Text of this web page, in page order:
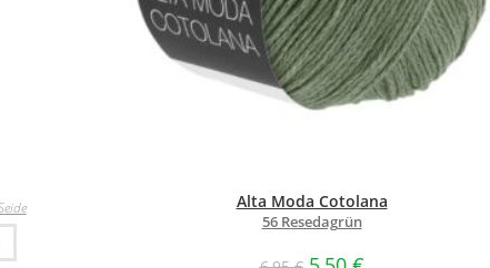
Alta Moda Cotolana
56 Resedagrün